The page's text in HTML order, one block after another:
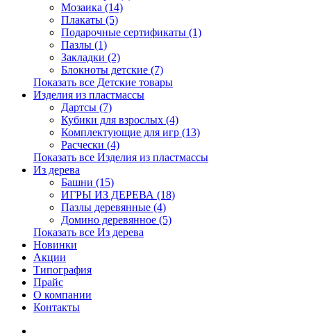
Мозаика (14)
Плакаты (5)
Подарочные сертификаты (1)
Пазлы (1)
Закладки (2)
Блокноты детские (7)
Показать все Детские товары
Изделия из пластмассы
Дартсы (7)
Кубики для взрослых (4)
Комплектующие для игр (13)
Расчески (4)
Показать все Изделия из пластмассы
Из дерева
Башни (15)
ИГРЫ ИЗ ДЕРЕВА (18)
Пазлы деревянные (4)
Домино деревянное (5)
Показать все Из дерева
Новинки
Акции
Типография
Прайс
О компании
Контакты